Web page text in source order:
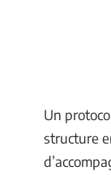
Un
structure